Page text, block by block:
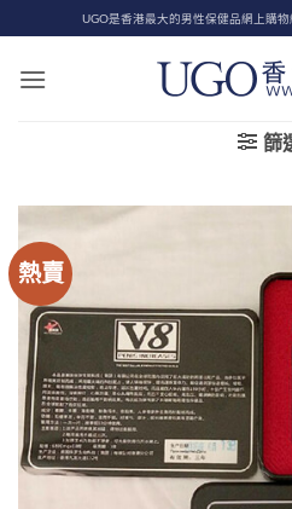
to
content
UGO是香港最大的男性保健品網上購
篩
熱賣